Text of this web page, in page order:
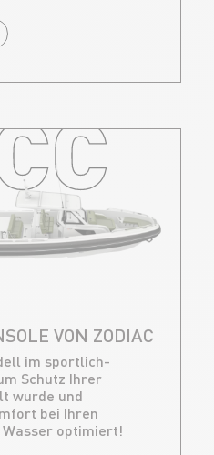
VON ZODIAC
im sportlich-
Schutz Ihrer
wurde und
bei Ihren
optimiert!